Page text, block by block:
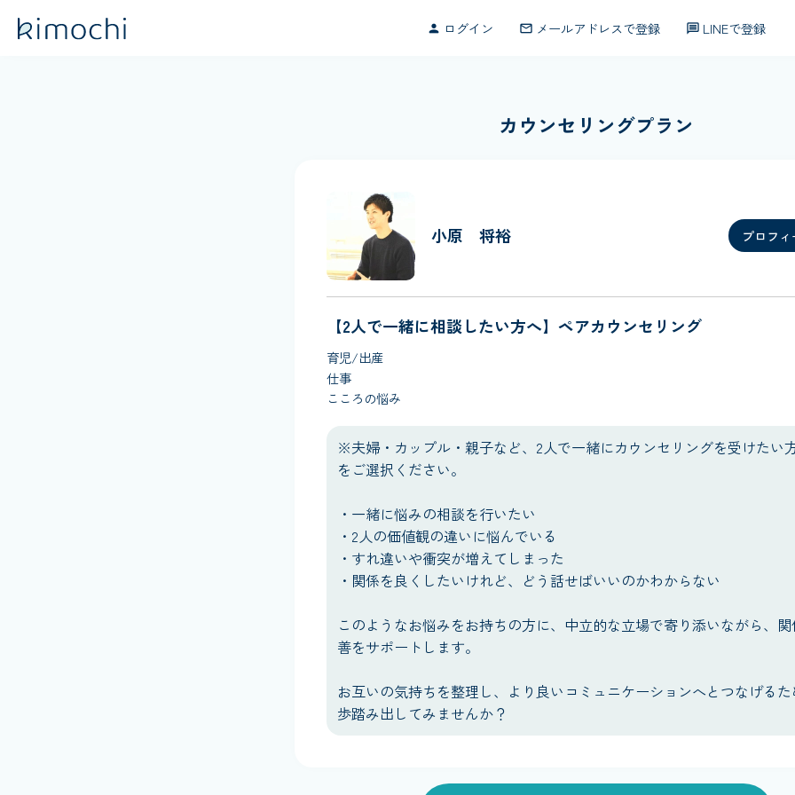
person ログイン mail_outline メールアドレスで登録 message LINEで登録
カウンセリングプラン
小原 将裕 プロフ
【2人で一緒に相談したい方へ】ペアカウンセリング
育児/出産
仕事
こころの悩み
※夫婦・カップル・親子など、2人で一緒にカウンセリングを受けたい
をご選択ください。
・一緒に悩みの相談を行いたい
・2人の価値観の違いに悩んでいる
・すれ違いや衝突が増えてしまった
・関係を良くしたいけれど、どう話せばいいのかわからない
このようなお悩みをお持ちの方に、中立的な立場で寄り添いながら、
善をサポートします。
お互いの気持ちを整理し、より良いコミュニケーションへとつなげる
歩踏み出してみませんか？